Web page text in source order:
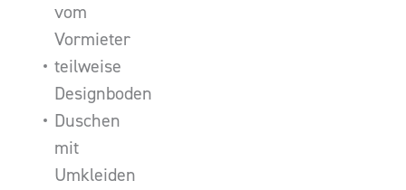
vom
Vormieter
teilweise
Designboden
Duschen
mit
Umkleiden